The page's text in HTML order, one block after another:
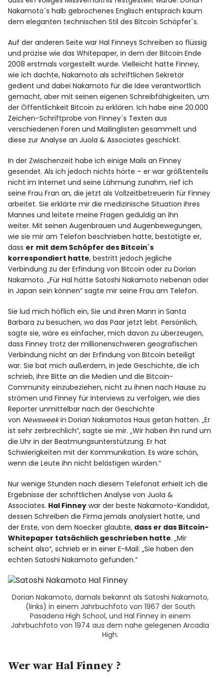
Nakamoto´s halb gebrochenes Englisch entsprach kaum
dem eleganten technischen Stil des Bitcoin Schöpfer´s.
Auf der anderen Seite war Hal Finneys Schreiben so flüssig
und präzise wie das Whitepaper, in dem der Bitcoin Ende
2008 erstmals vorgestellt wurde. Vielleicht hatte Finney,
wie ich dachte, Nakamoto als schriftlichen Sekretär
gedient und dabei Nakamoto für die Idee verantwortlich
gemacht, aber mit seinen eigenen Schreibfähigkeiten, um
der Öffentlichkeit Bitcoin zu erklären. Ich habe eine 20.000
Zeichen-Schriftprobe von Finney´s Texten aus
verschiedenen Foren und Mailinglisten gesammelt und
diese zur Analyse an Juola & Associates geschickt.
In der Zwischenzeit habe ich einige Mails an Finney
gesendet. Als ich jedoch nichts hörte – er war größtenteils
nicht im Internet und seine Lähmung zunahm, rief ich
seine Frau Fran an, die jetzt als Vollzeitbetreuerin für Finney
arbeitet. Sie erklärte mir die medizinische Situation ihres
Mannes und leitete meine Fragen geduldig an ihn
weiter. Mit seinen Augenbrauen und Augenbewegungen,
wie sie mir am Telefon beschrieben hatte, bestätigte er,
dass er mit dem Schöpfer des Bitcoin´s
korrespondiert hatte, bestritt jedoch jegliche
Verbindung zu der Erfindung von Bitcoin oder zu Dorian
Nakamoto. „Für Hal hätte Satoshi Nakamoto nebenan oder
in Japan sein können“ sagte mir seine Frau am Telefon.
Sie lud mich höflich ein, Sie und ihren Mann in Santa
Barbara zu besuchen, wo das Paar jetzt lebt. Persönlich,
sagte sie, wäre es einfacher, mich davon zu überzeugen,
dass Finney trotz der millionenschweren geografischen
Verbindung nicht an der Erfindung von Bitcoin beteiligt
war. Sie bat mich außerdem, in jede Geschichte, die ich
schrieb, ihre Bitte an die Medien und die Bitcoin-
Community einzubeziehen, nicht zu ihnen nach Hause zu
strömen und Finney für Interviews zu verfolgen, wie dies
Reporter unmittelbar nach der Geschichte
von Newsweekin Dorian Nakamotos Haus getan hatten. „Er
ist sehr zerbrechlich“, sagte sie mir. „Wir haben ihn rund um
die Uhr in der Beatmungsunterstützung. Er hat
Schwierigkeiten mit der Kommunikation. Es wäre schön,
wenn die Leute ihn nicht belästigen würden.“
Nur wenige Stunden nach diesem Telefonat erhielt ich die
Ergebnisse der schriftlichen Analyse von Juola &
Associates. Hal Finney war der beste Nakamoto-Kandidat,
dessen Schreiben die Firma jemals analysiert hatte, und
der Erste, von dem Noecker glaubte, dass er das Bitcoin-
Whitepaper tatsächlich geschrieben hatte. „Mir
scheint also“, schrieb er in einer E-Mail: „Sie haben den
echten Satoshi Nakamoto gefunden.“
Dorian Nakamoto, damals bekannt als Satoshi Nakamoto,
(links) in einem Jahrbuchfoto von 1967 der South
Pasadena High School, und Hal Finney in einem
Jahrbuchfoto von 1974 aus dem nahe gelegenen Arcadia
High.
Wer war Hal Finney ?